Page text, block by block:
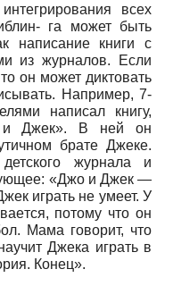
всех
га может быть
написание книги с
из журналов. Если
он может диктовать
Например, 7-
написал книгу,
и Джек». В ней он
брате Джеке.
журнала и
«Джо и Джек —
играть не умеет. У
потому что он
Мама говорит, что
Джека играть в
Конец».